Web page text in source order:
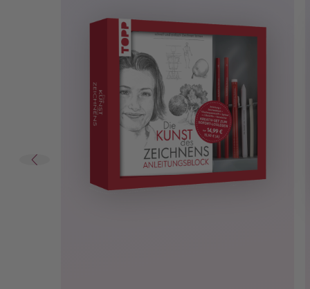
Techniken:
Architektur
Gesichter
, Stillleben
Warnhinweise: nicht erforderlich.